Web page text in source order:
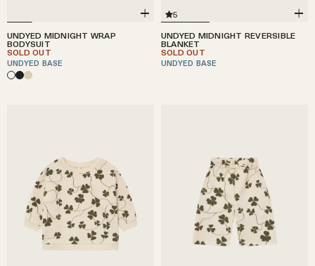
UNDYED MIDNIGHT WRAP
BODYSUIT
SOLD OUT
UNDYED BASE
5
UNDYED MIDNIGHT REVERSIBLE
BLANKET
SOLD OUT
UNDYED BASE